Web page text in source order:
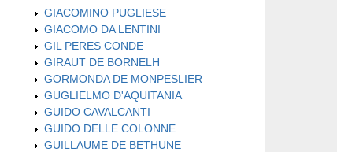
GIACOMINO PUGLIESE
GIACOMO DA LENTINI
GIL PERES CONDE
GIRAUT DE BORNELH
GORMONDA DE MONPESLIER
GUGLIELMO D'AQUITANIA
GUIDO CAVALCANTI
GUIDO DELLE COLONNE
GUILLAUME DE BETHUNE